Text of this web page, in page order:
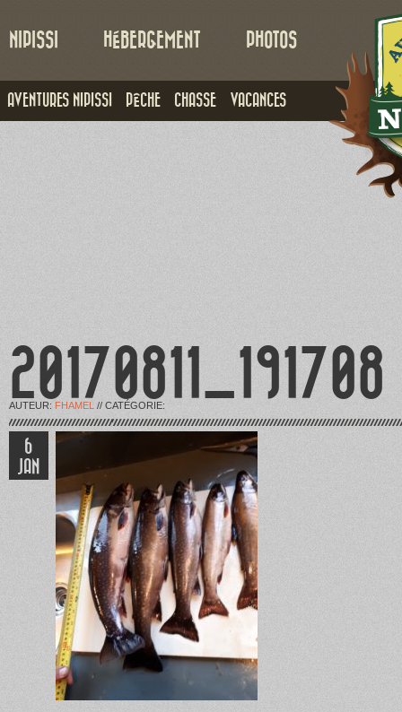
NIPISSI
AVENTURES NIPISSI PÊCHE CHASSE VACANCES
HÉBERGEMENT PHOTOS
20170811_191708
AUTEUR: FHAMEL // CATÉGORIE:
6
JAN